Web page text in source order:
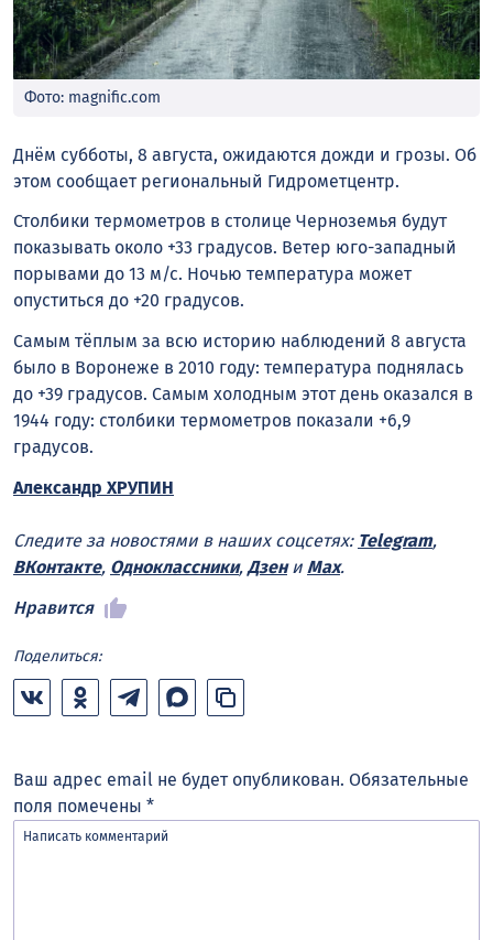
Фото: magnific.com
Днём субботы, 8 августа, ожидаются дожди и грозы. Об
этом сообщает региональный Гидрометцентр.
Столбики термометров в столице Черноземья будут
показывать около +33 градусов. Ветер юго-западный
порывами до 13 м/с. Ночью температура может
опуститься до +20 градусов.
Самым тёплым за всю историю наблюдений 8 августа
было в Воронеже в 2010 году: температура поднялась
до +39 градусов. Самым холодным этот день оказался в
1944 году: столбики термометров показали +6,9
градусов.
Александр ХРУПИН
Следите за новостями в наших соцсетях: Telegram,
ВКонтакте, Одноклассники, Дзени Max.
Нравится
Поделиться:
Ваш адрес email не будет опубликован. Обязательные
поля помечены *